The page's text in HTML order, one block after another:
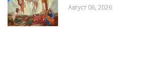
Август 06, 2026